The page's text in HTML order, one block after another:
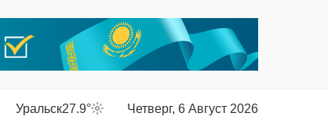
Уральск27.9° Четверг, 6 Август 2026